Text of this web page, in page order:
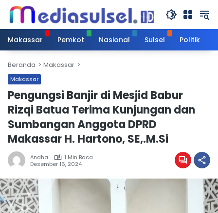
Langsung
konten
Makassar
Pemkot Nasional Sulsel Politik
Beranda Makassar
Makassar
Pengungsi Banjir di Mesjid Babur
Rizqi Batua Terima Kunjungan dan
Sumbangan Anggota DPRD
Makassar H. Hartono, SE,.M.Si
Andha
1 Min Baca
Desember 16, 2024